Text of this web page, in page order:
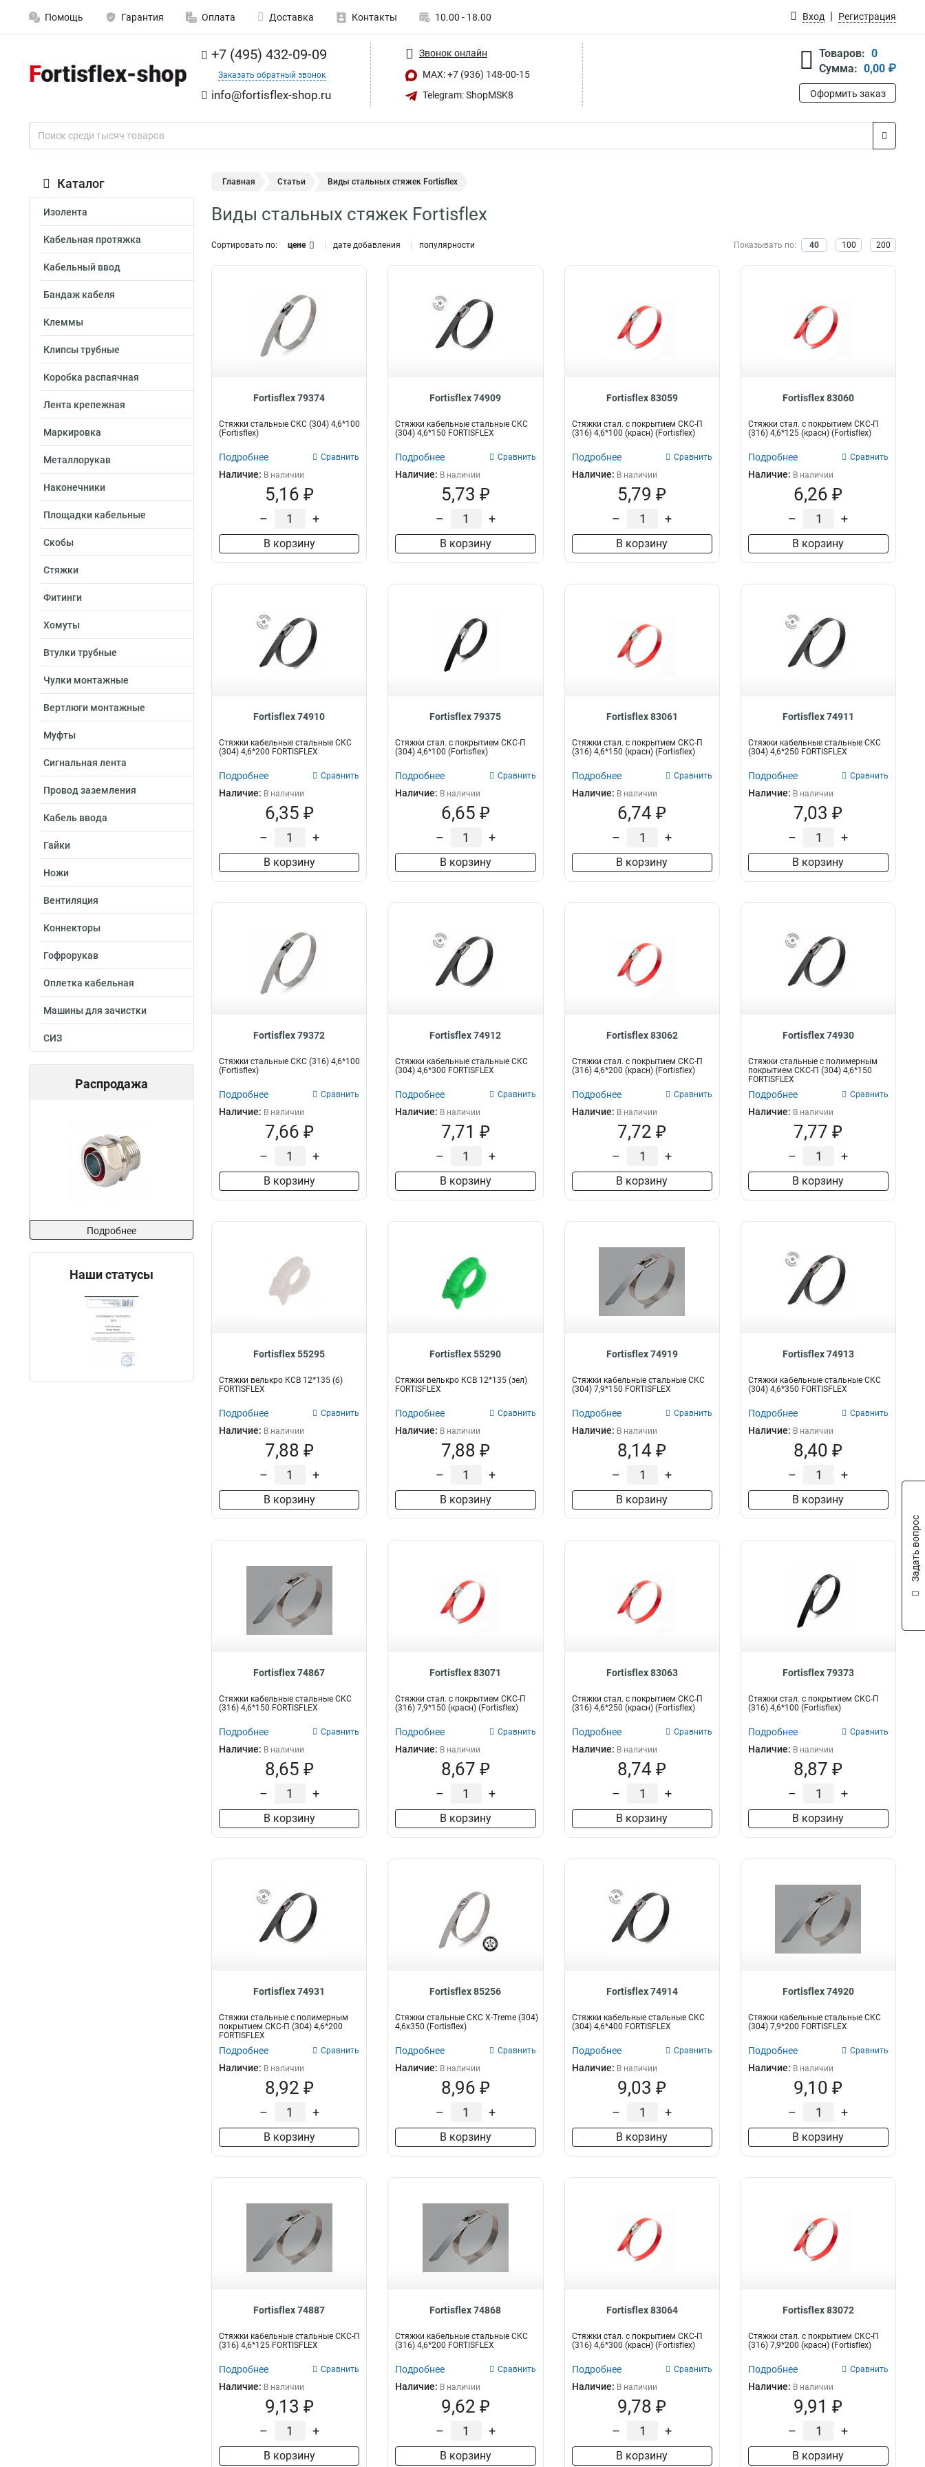
Помощь Гарантия Оплата Доставка Контакты 10.00 - 18.00 Вход Регистрация
+7 (495) 432-09-09
Заказать обратный звонок
info@fortisflex-shop.ru
Звонок онлайн
MAX: +7 (936) 148-00-15
Telegram: ShopMSK8
Товаров: 0
Сумма: 0,00 ₽
Оформить заказ
Каталог
Изолента
Кабельная протяжка
Кабельный ввод
Бандаж кабеля
Клеммы
Клипсы трубные
Коробка распаячная
Лента крепежная
Маркировка
Металлорукав
Наконечники
Площадки кабельные
Скобы
Стяжки
Фитинги
Хомуты
Втулки трубные
Чулки монтажные
Вертлюги монтажные
Муфты
Сигнальная лента
Провод заземления
Кабель ввода
Гайки
Ножи
Вентиляция
Коннекторы
Гофрорукав
Оплетка кабельная
Машины для зачистки
СИЗ
Распродажа
Подробнее
Наши статусы
Главная Статьи Виды стальных стяжек Fortisflex
Виды стальных стяжек Fortisflex
Сортировать по: цене дате добавления популярности Показывать по: 40 100 200
Fortisflex 79374
Стяжки стальные СКС (304) 4,6*100
(Fortisflex)
Подробнее Сравнить
Наличие: В наличии
5,16 ₽
– +
В корзину
Fortisflex 74909
Стяжки кабельные стальные СКС
(304) 4,6*150 FORTISFLEX
Подробнее Сравнить
Наличие: В наличии
5,73 ₽
– +
В корзину
Fortisflex 83059
Стяжки стал. с покрытием СКС-П
(316) 4,6*100 (красн) (Fortisflex)
Подробнее Сравнить
Наличие: В наличии
5,79 ₽
– +
В корзину
Fortisflex 83060
Стяжки стал. с покрытием СКС-П
(316) 4,6*125 (красн) (Fortisflex)
Подробнее Сравнить
Наличие: В наличии
6,26 ₽
– +
В корзину
Fortisflex 74910
Стяжки кабельные стальные СКС
(304) 4,6*200 FORTISFLEX
Подробнее Сравнить
Наличие: В наличии
6,35 ₽
– +
В корзину
Fortisflex 79375
Стяжки стал. с покрытием СКС-П
(304) 4,6*100 (Fortisflex)
Подробнее Сравнить
Наличие: В наличии
6,65 ₽
– +
В корзину
Fortisflex 83061
Стяжки стал. с покрытием СКС-П
(316) 4,6*150 (красн) (Fortisflex)
Подробнее Сравнить
Наличие: В наличии
6,74 ₽
– +
В корзину
Fortisflex 74911
Стяжки кабельные стальные СКС
(304) 4,6*250 FORTISFLEX
Подробнее Сравнить
Наличие: В наличии
7,03 ₽
– +
В корзину
Fortisflex 79372
Стяжки стальные СКС (316) 4,6*100
(Fortisflex)
Подробнее Сравнить
Наличие: В наличии
7,66 ₽
– +
В корзину
Fortisflex 74912
Стяжки кабельные стальные СКС
(304) 4,6*300 FORTISFLEX
Подробнее Сравнить
Наличие: В наличии
7,71 ₽
– +
В корзину
Fortisflex 83062
Стяжки стал. с покрытием СКС-П
(316) 4,6*200 (красн) (Fortisflex)
Подробнее Сравнить
Наличие: В наличии
7,72 ₽
– +
В корзину
Fortisflex 74930
Стяжки стальные с полимерным
покрытием СКС-П (304) 4,6*150
FORTISFLEX
Подробнее Сравнить
Наличие: В наличии
7,77 ₽
– +
В корзину
Fortisflex 55295
Стяжки велькро КСВ 12*135 (б)
FORTISFLEX
Подробнее Сравнить
Наличие: В наличии
7,88 ₽
– +
В корзину
Fortisflex 55290
Стяжки велькро КСВ 12*135 (зел)
FORTISFLEX
Подробнее Сравнить
Наличие: В наличии
7,88 ₽
– +
В корзину
Fortisflex 74919
Стяжки кабельные стальные СКС
(304) 7,9*150 FORTISFLEX
Подробнее Сравнить
Наличие: В наличии
8,14 ₽
– +
В корзину
Fortisflex 74913
Стяжки кабельные стальные СКС
(304) 4,6*350 FORTISFLEX
Подробнее Сравнить
Наличие: В наличии
8,40 ₽
– +
В корзину
Fortisflex 74867
Стяжки кабельные стальные СКС
(316) 4,6*150 FORTISFLEX
Подробнее Сравнить
Наличие: В наличии
8,65 ₽
– +
В корзину
Fortisflex 83071
Стяжки стал. с покрытием СКС-П
(316) 7,9*150 (красн) (Fortisflex)
Подробнее Сравнить
Наличие: В наличии
8,67 ₽
– +
В корзину
Fortisflex 83063
Стяжки стал. с покрытием СКС-П
(316) 4,6*250 (красн) (Fortisflex)
Подробнее Сравнить
Наличие: В наличии
8,74 ₽
– +
В корзину
Fortisflex 79373
Стяжки стал. с покрытием СКС-П
(316) 4,6*100 (Fortisflex)
Подробнее Сравнить
Наличие: В наличии
8,87 ₽
– +
В корзину
Fortisflex 74931
Стяжки стальные с полимерным
покрытием СКС-П (304) 4,6*200
FORTISFLEX
Подробнее Сравнить
Наличие: В наличии
8,92 ₽
– +
В корзину
Fortisflex 85256
Стяжки стальные СКС X-Treme (304)
4,6х350 (Fortisflex)
Подробнее Сравнить
Наличие: В наличии
8,96 ₽
– +
В корзину
Fortisflex 74914
Стяжки кабельные стальные СКС
(304) 4,6*400 FORTISFLEX
Подробнее Сравнить
Наличие: В наличии
9,03 ₽
– +
В корзину
Fortisflex 74920
Стяжки кабельные стальные СКС
(304) 7,9*200 FORTISFLEX
Подробнее Сравнить
Наличие: В наличии
9,10 ₽
– +
В корзину
Fortisflex 74887
Стяжки кабельные стальные СКС-П
(316) 4,6*125 FORTISFLEX
Подробнее Сравнить
Наличие: В наличии
9,13 ₽
– +
В корзину
Fortisflex 74868
Стяжки кабельные стальные СКС
(316) 4,6*200 FORTISFLEX
Подробнее Сравнить
Наличие: В наличии
9,62 ₽
– +
В корзину
Fortisflex 83064
Стяжки стал. с покрытием СКС-П
(316) 4,6*300 (красн) (Fortisflex)
Подробнее Сравнить
Наличие: В наличии
9,78 ₽
– +
В корзину
Fortisflex 83072
Стяжки стал. с покрытием СКС-П
(316) 7,9*200 (красн) (Fortisflex)
Подробнее Сравнить
Наличие: В наличии
9,91 ₽
– +
В корзину
Задать вопрос